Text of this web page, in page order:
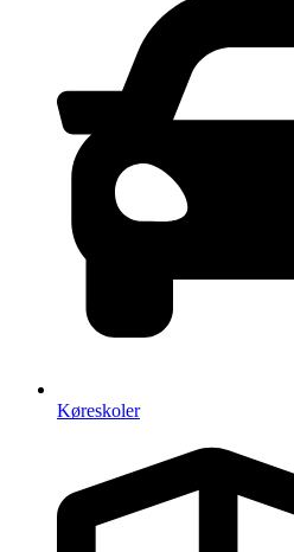
Køreskoler